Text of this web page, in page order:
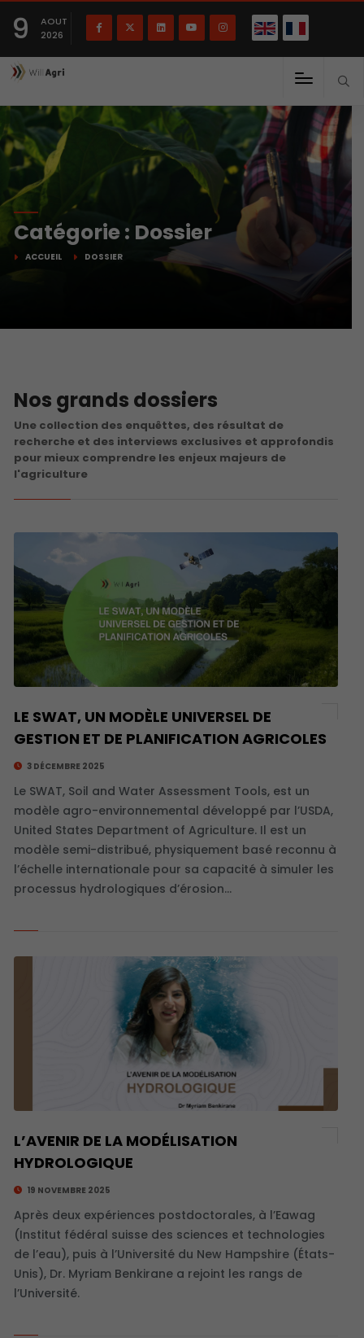
9
AOUT
2026
Catégorie : Dossier
ACCUEIL DOSSIER
Nos grands dossiers
Une collection des enquêttes, des résultat de
recherche et des interviews exclusives et approfondis
pour mieux comprendre les enjeux majeurs de
l'agriculture
LE SWAT, UN MODÈLE UNIVERSEL DE
GESTION ET DE PLANIFICATION AGRICOLES
3 DÉCEMBRE 2025
Le SWAT, Soil and Water Assessment Tools, est un
modèle agro-environnemental développé par l’USDA,
United States Department of Agriculture. Il est un
modèle semi-distribué, physiquement basé reconnu à
l’échelle internationale pour sa capacité à simuler les
processus hydrologiques d’érosion…
L’AVENIR DE LA MODÉLISATION
HYDROLOGIQUE
19 NOVEMBRE 2025
Après deux expériences postdoctorales, à l’Eawag
(Institut fédéral suisse des sciences et technologies
de l’eau), puis à l’Université du New Hampshire (États-
Unis), Dr. Myriam Benkirane a rejoint les rangs de
l’Université.
Français English(English)